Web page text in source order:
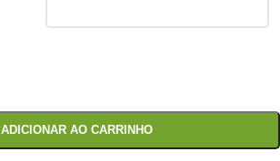
ADICIONAR AO CARRINHO